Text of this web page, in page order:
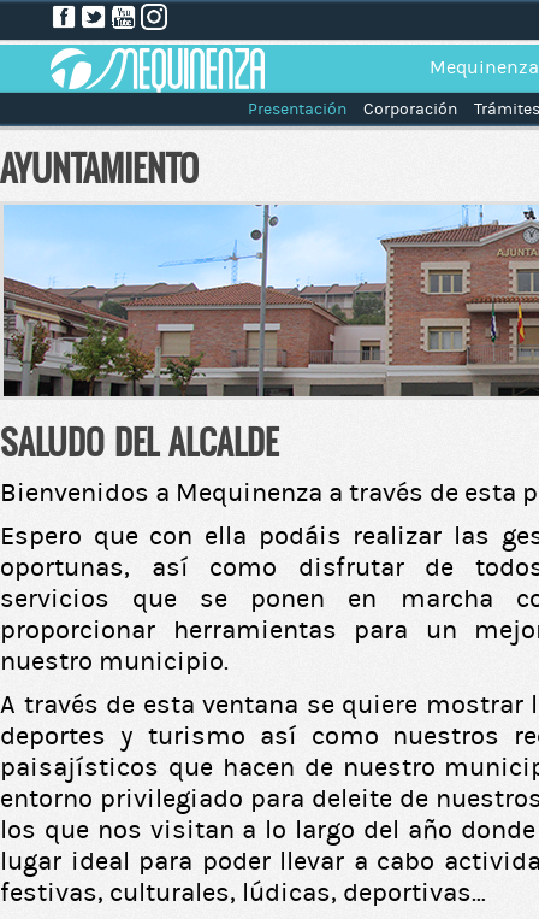
Mequinenza
Presentación Corporación Trámites
AYUNTAMIENTO
SALUDO DEL ALCALDE
Bienvenidos a Mequinenza a través de esta
Espero que con ella podáis realizar las
oportunas, así como disfrutar de
servicios que se ponen en marcha
proporcionar herramientas para un
nuestro municipio.
A través de esta ventana se quiere
deportes y turismo así como nuestros
paisajísticos que hacen de nuestro
entorno privilegiado para deleite de
los que nos visitan a lo largo del año
lugar ideal para poder llevar a cabo
festivas, culturales, lúdicas, deportivas…